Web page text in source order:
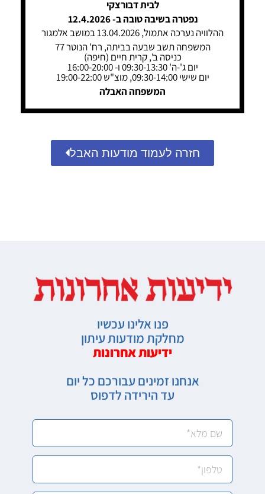
לבית דבורצקי
נפטרה בשיבה טובה ב- 12.4.2026
ההלוויה נערכה אתמול, 13.04.2026 במושב אלמגור
המשפחה תשב שבעה בביתה, רח' הנוטר 77
כניסה ב', קרית חיים (חיפה)
יום ג'-ה' 09:30-13:30 ו- 16:00-20:00
יום שישי 09:30-14:00, מוצ"ש 19:00-22:00
המשפחה האבלה
חזרה לעמוד מודעות האבל
פנו אלינו עכשיו
מחלקת מודעות עיתון
ידיעות אחרונות
אנחנו זמינים עבורכם כל יום
עד הירידה לדפוס